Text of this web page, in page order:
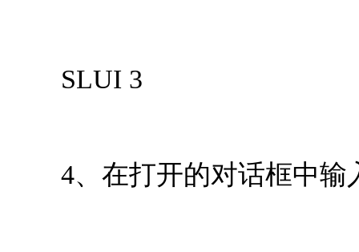
SLUI 3
4、在打开的对话框中输